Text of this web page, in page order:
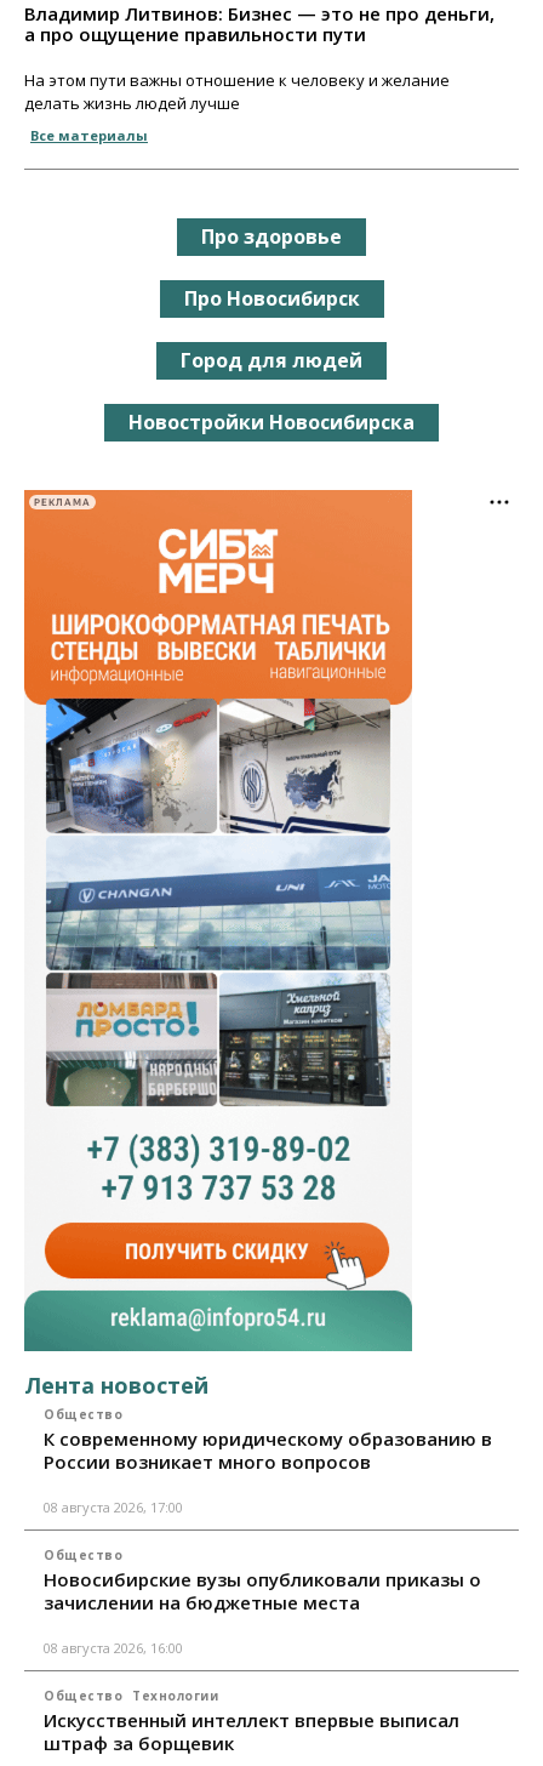
Владимир Литвинов: Бизнес — это не про деньги,
а про ощущение правильности пути
На этом пути важны отношение к человеку и желание
делать жизнь людей лучше
Все материалы
Про здоровье
Про Новосибирск
Город для людей
Новостройки Новосибирска
РЕКЛАМА
Лента новостей
Общество
К современному юридическому образованию в
России возникает много вопросов
08 августа 2026, 17:00
Общество
Новосибирские вузы опубликовали приказы о
зачислении на бюджетные места
08 августа 2026, 16:00
Общество Технологии
Искусственный интеллект впервые выписал
штраф за борщевик